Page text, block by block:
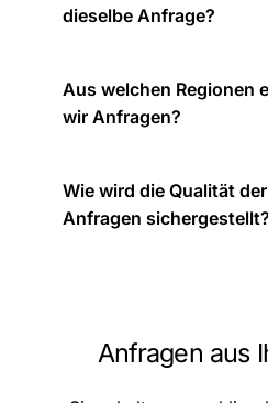
dieselbe Anfrage?
Aus welchen Regionen
wir Anfragen?
Wie wird die Qualität der
Anfragen sichergestellt?
Anfragen aus